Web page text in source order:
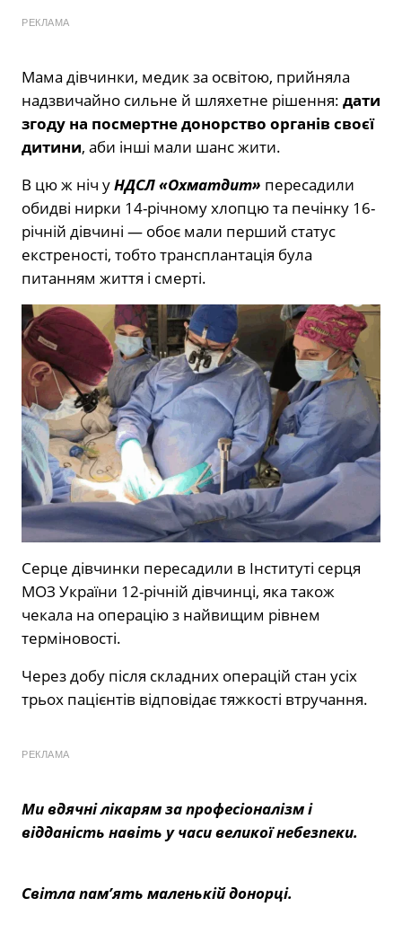
РЕКЛАМА
Мама дівчинки, медик за освітою, прийняла
надзвичайно сильне й шляхетне рішення: дати
згоду на посмертне донорство органів своєї
дитини, аби інші мали шанс жити.
В цю ж ніч уНДСЛ «Охматдит» пересадили
обидві нирки 14-річному хлопцю та печінку 16-
річній дівчині — обоє мали перший статус
екстреності, тобто трансплантація була
питанням життя і смерті.
Серце дівчинки пересадили в Інституті серця
МОЗ України 12-річній дівчинці, яка також
чекала на операцію з найвищим рівнем
терміновості.
Через добу після складних операцій стан усіх
трьох пацієнтів відповідає тяжкості втручання.
РЕКЛАМА
Ми вдячні лікарям за професіоналізм і
відданість навіть у часи великої небезпеки.
Світла пам’ять маленькій донорці.